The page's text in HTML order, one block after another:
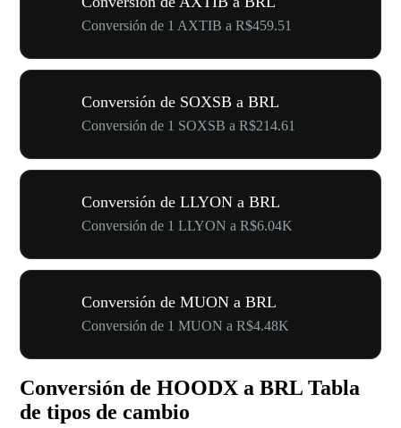
Conversión de 1 AXTIB a R$459.51
Conversión de SOXSB a BRL
Conversión de 1 SOXSB a R$214.61
Conversión de LLYON a BRL
Conversión de 1 LLYON a R$6.04K
Conversión de MUON a BRL
Conversión de 1 MUON a R$4.48K
Conversión de HOODX a BRL Tabla
de tipos de cambio